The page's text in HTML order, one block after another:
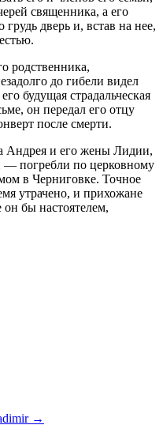
священника, а его
дверь и, встав на нее,
родственника,
до гибели видел
будущая страдальческая
он передал его отцу
после смерти.
Андрея и его жены Лидии,
погребли по церковному
в Черниговке. Точное
утрачено, и прихожане
он бы настоятелем,
→